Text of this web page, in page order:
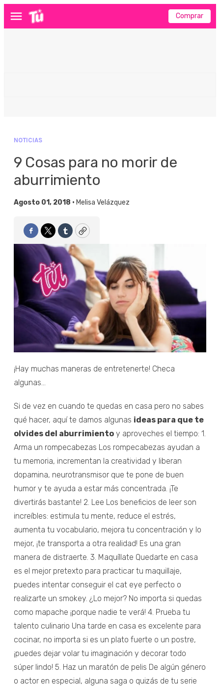
Menú Comprar
NOTICIAS
9 Cosas para no morir de
aburrimiento
Agosto 01, 2018 • Melisa Velázquez
Facebook
TwitterTumblrCopy
¡Hay muchas maneras de entretenerte! Checa
algunas...
Si de vez en cuando te quedas en casa pero no sabes
qué hacer, aquí te damos algunas ideas para que te
olvides del aburrimiento y aproveches el tiempo: 1.
Arma un rompecabezas Los rompecabezas ayudan a
tu memoria, incrementan la creatividad y liberan
dopamina, neurotransmisor que te pone de buen
humor y te ayuda a estar más concentrada. ¡Te
divertirás bastante! 2. Lee Los beneficios de leer son
increíbles: estimula tu mente, reduce el estrés,
aumenta tu vocabulario, mejora tu concentración y lo
mejor, ¡te transporta a otra realidad! Es una gran
manera de distraerte. 3. Maquíllate Quedarte en casa
es el mejor pretexto para practicar tu maquillaje,
puedes intentar conseguir el cat eye perfecto o
realizarte un smokey. ¿Lo mejor? No importa si quedas
como mapache ¡porque nadie te verá! 4. Prueba tu
talento culinario Una tarde en casa es excelente para
cocinar, no importa si es un plato fuerte o un postre,
¡puedes dejar volar tu imaginación y decorar todo
súper lindo! 5. Haz un maratón de pelis De algún género
o actor en especial, alguna saga o quizás de tu serie